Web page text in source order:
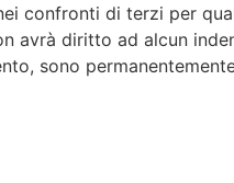
confronti di terzi per
avrà diritto ad alcun
sono